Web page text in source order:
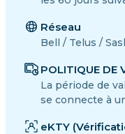
Réseau
Bell / Telus /
POLITIQUE DE
La période de
se connecte à
eKTY